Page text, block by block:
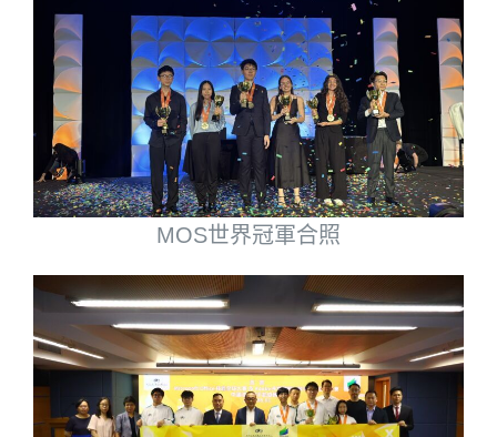
MOS世界冠軍合照